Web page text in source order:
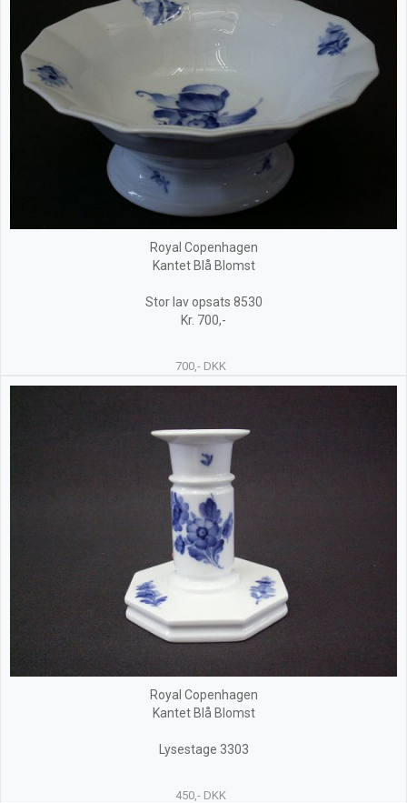
Royal Copenhagen
Kantet Blå Blomst
Stor lav opsats 8530
Kr. 700,-
700,- DKK
Royal Copenhagen
Kantet Blå Blomst
Lysestage 3303
450,- DKK